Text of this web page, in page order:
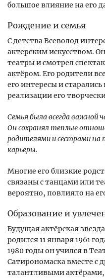
большое влияние на его
Рождение и семья
С детства Всеволод
актерским искусством.
театры и смотрел
актёром. Его родители
его интересы и
реализации его
Семья была всегда важной
Он сохранял теплые
родителями и сестрами на
карьеры.
Многие его близкие
связаны с танцами или
вероятно, повлияло на
Образование и
Будущая актёрская
родился 11 января 1961
1980 годы он учился в
Сатирономаска вместе с
талантливыми актёрами,